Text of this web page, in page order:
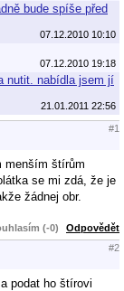
bude spíše před
07.12.2010 10:10
07.12.2010 19:18
nutit. nabídla jsem jí
21.01.2011 22:56
#1
menším štírům
se mi zdá, že je
žádnej obr.
(-0) Odpovědět
#2
podat ho štírovi